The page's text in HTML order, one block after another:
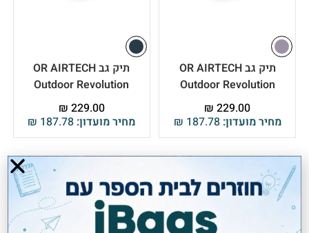
תיק גב OR AIRTECH
Outdoor Revolution
מחיר מועדון: ₪ 187.78
₪ 229.00
תיק גב OR AIRTECH
Outdoor Revolution
מחיר מועדון: ₪ 187.78
₪ 229.00